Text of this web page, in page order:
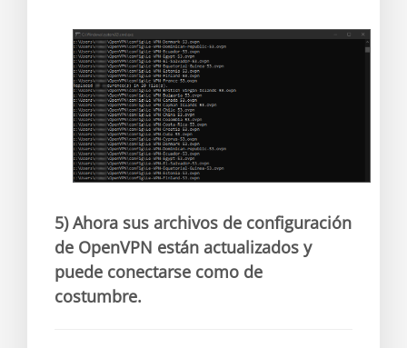
5) Ahora sus archivos de configuración
de OpenVPN están actualizados y
puede conectarse como de
costumbre.